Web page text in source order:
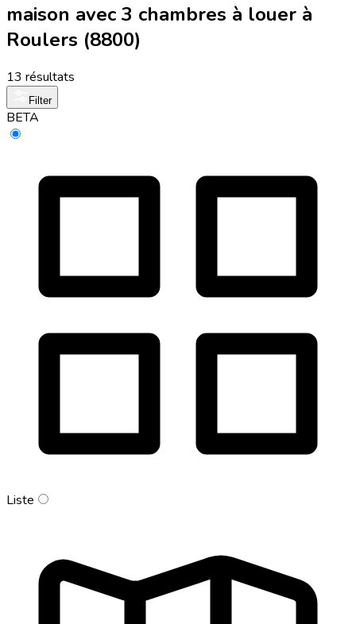
maison avec 3 chambres à louer à
Roulers (8800)
13 résultats
Filter
BETA
Liste